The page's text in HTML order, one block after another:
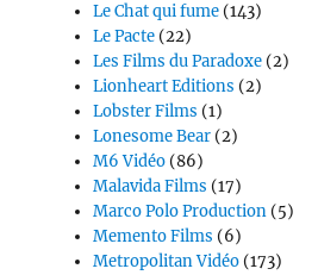
Le Chat qui fume (143)
Le Pacte (22)
Les Films du Paradoxe (2)
Lionheart Editions (2)
Lobster Films (1)
Lonesome Bear (2)
M6 Vidéo (86)
Malavida Films (17)
Marco Polo Production (5)
Memento Films (6)
Metropolitan Vidéo (173)